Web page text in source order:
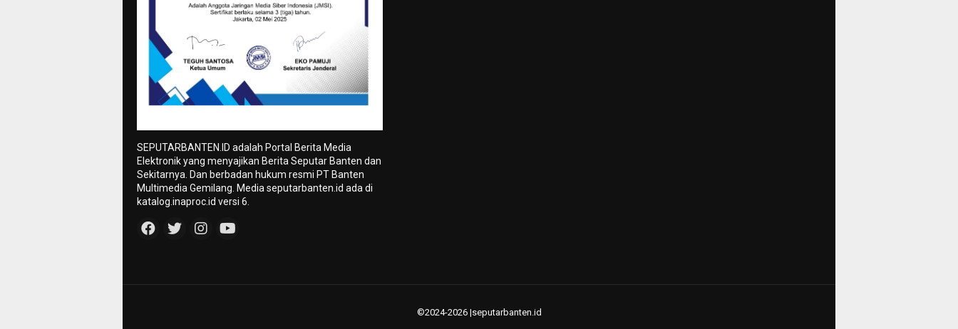
SEPUTARBANTEN.ID adalah Portal Berita Media
Elektronik yang menyajikan Berita Seputar Banten dan
Sekitarnya. Dan berbadan hukum resmi PT Banten
Multimedia Gemilang. Media seputarbanten.id ada di
katalog.inaproc.id versi 6.
©2024-2026 |seputarbanten.id